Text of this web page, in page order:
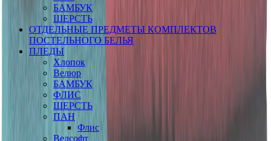
БАМБУК
ШЕРСТЬ
ОТДЕЛЬНЫЕ ПРЕДМЕТЫ КОМПЛЕКТОВ
ПОСТЕЛЬНОГО БЕЛЬЯ
ПЛЕДЫ
Хлопок
Велюр
БАМБУК
ФЛИС
ШЕРСТЬ
ПАН
Флис
Велсофт